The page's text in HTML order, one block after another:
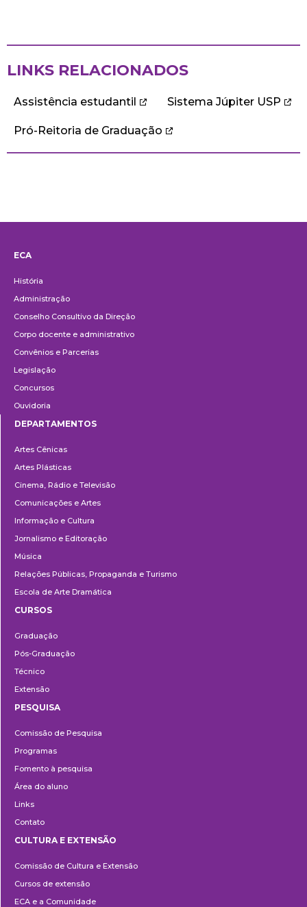
LINKS RELACIONADOS
Assistência estudantil Sistema Júpiter USP
Pró-Reitoria de Graduação
ECA
História
Administração
Conselho Consultivo da Direção
Corpo docente e administrativo
Convênios e Parcerias
Legislação
Concursos
Ouvidoria
DEPARTAMENTOS
Artes Cênicas
Artes Plásticas
Cinema, Rádio e Televisão
Comunicações e Artes
Informação e Cultura
Jornalismo e Editoração
Música
Relações Públicas, Propaganda e Turismo
Escola de Arte Dramática
CURSOS
Graduação
Pós-Graduação
Técnico
Extensão
PESQUISA
Comissão de Pesquisa
Programas
Fomento à pesquisa
Área do aluno
Links
Contato
e
Extensão
CULTURA E EXTENSÃO
Comissão de Cultura e Extensão
Cursos de extensão
ECA e a Comunidade